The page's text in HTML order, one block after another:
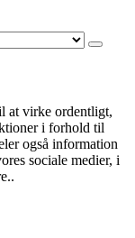
at virke ordentligt,
i forhold til
også information
sociale medier, i